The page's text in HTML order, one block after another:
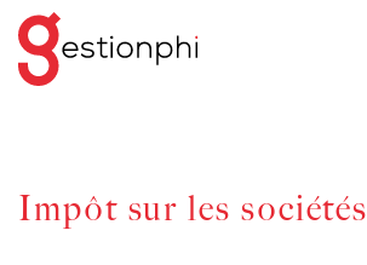
Impôt sur les sociétés